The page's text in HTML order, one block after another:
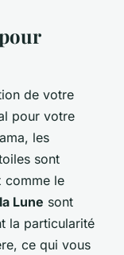
de votre
pour votre
les
sont
comme le
Lune sont
la particularité
ce qui vous